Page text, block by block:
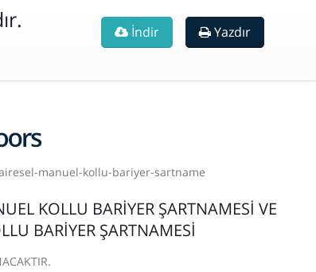
İndir Yazdır
manuel-kollu-bariyer-sartname
KOLLU BARİYER ŞARTNAMESİ VE
BARİYER ŞARTNAMESİ